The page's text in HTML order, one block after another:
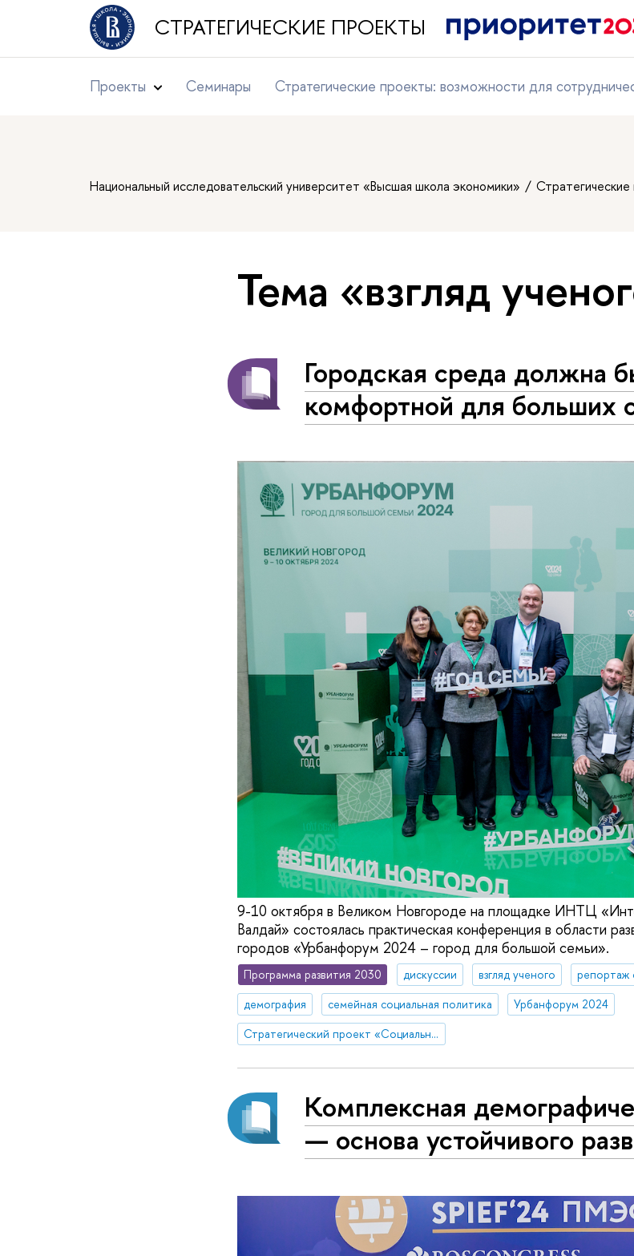
СТРАТЕГИЧЕСКИЕ ПРОЕКТЫ
Проекты Семинары Стратегические проекты: возможности для
Национальный исследовательский университет «Высшая школа экономики»
Тема «взгляд
Городская среда должна
комфортной для больших
9-10 октября в Великом Новгороде на площадке ИНТЦ
Валдай» состоялась практическая конференция в области
городов «Урбанфорум 2024 – город для большой семьи».
Программа развития 2030 дискуссии взгляд ученого
репортаж
демография
семейная социальная политика
Урбанфорум 2024
Стратегический проект «Социальная политика устойчивого развития и инклюзивного экономического роста»
Комплексная
— основа устойчивого